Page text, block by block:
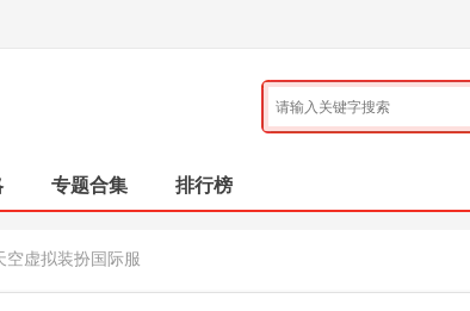
专题合集 排行榜
虚拟装扮国际服